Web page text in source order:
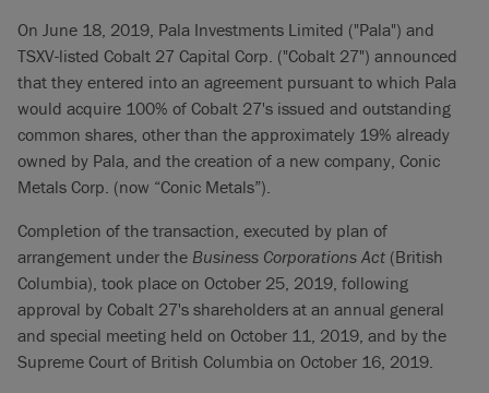
On June 18, 2019, Pala Investments Limited ("Pala") and
TSXV-listed Cobalt 27 Capital Corp. ("Cobalt 27") announced
that they entered into an agreement pursuant to which Pala
would acquire 100% of Cobalt 27's issued and outstanding
common shares, other than the approximately 19% already
owned by Pala, and the creation of a new company, Conic
Metals Corp. (now “Conic Metals”).
Completion of the transaction, executed by plan of
arrangement under the Business Corporations Act (British
Columbia), took place on October 25, 2019, following
approval by Cobalt 27's shareholders at an annual general
and special meeting held on October 11, 2019, and by the
Supreme Court of British Columbia on October 16, 2019.